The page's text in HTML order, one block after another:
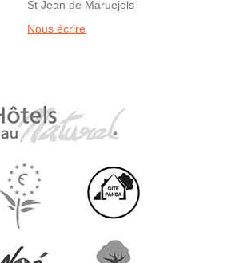
St Jean de Maruejols
Nous écrire